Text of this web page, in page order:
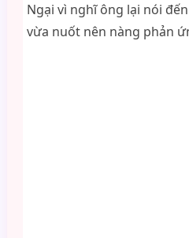
Ngại vì nghĩ ông lại nói
vừa nuốt nên nàng phản